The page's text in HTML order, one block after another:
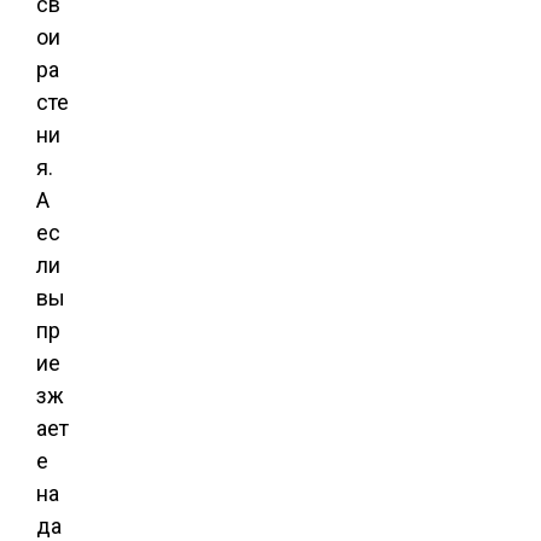
ои
ра
сте
ни
я.
А
ес
ли
вы
пр
ие
зж
ает
е
на
да